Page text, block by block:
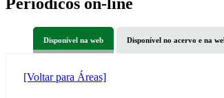
Disponível na web Disponível no acervo e na
[Voltar para Áreas]